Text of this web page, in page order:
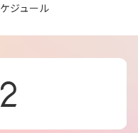
ジュール